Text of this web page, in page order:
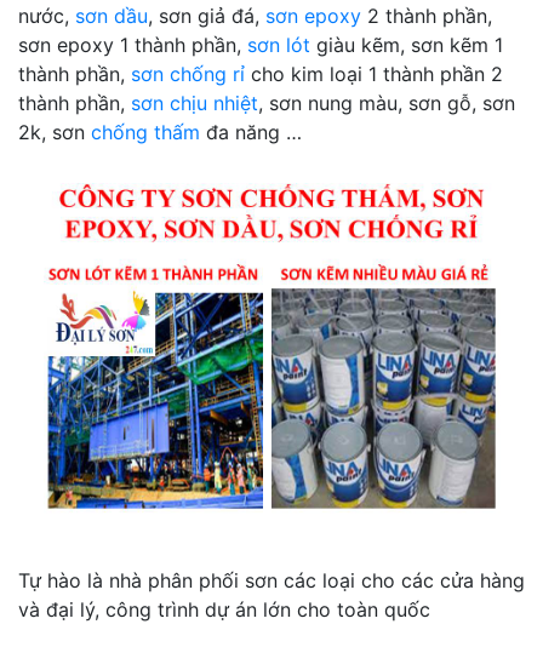
nước, sơn dầu, sơn giả đá, sơn epoxy 2 thành phần,
sơn epoxy 1 thành phần, sơn lót giàu kẽm, sơn kẽm 1
thành phần, sơn chống rỉ cho kim loại 1 thành phần 2
thành phần, sơn chịu nhiệt, sơn nung màu, sơn gỗ, sơn
2k, sơn chống thấm đa năng …
Tự hào là nhà phân phối sơn các loại cho các cửa hàng
và đại lý, công trình dự án lớn cho toàn quốc